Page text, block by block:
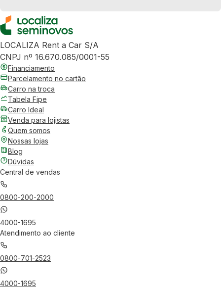
LOCALIZA Rent a Car S/A
CNPJ nº 16.670.085/0001-55
Financiamento
Parcelamento no cartão
Carro na troca
Tabela Fipe
Carro Ideal
Venda para lojistas
Quem somos
Nossas lojas
Blog
Dúvidas
Central de vendas
0800-200-2000
4000-1695
Atendimento ao cliente
0800-701-2523
4000-1695